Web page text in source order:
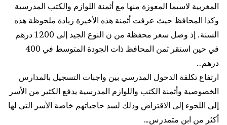
المغربية لاسيما المعوزة منها مع أثمنة اللوازم والكتب المدرسية
وكذا المحافظ حيث عرفت أثمنة هذه الأخيرة زيادة ملحوظة هذه
السنة. إذ وصل سعر محفظة من ن النوع الجيد إلى 1200 درهم
في حين استقر ثمن المحافظ ذات الجودة المتوسط في 400
درهم..
ارتفاع تكلفة الدخول المدرسي بين واجبات التسجيل بالمدارس
الخصوصية وأثمنة الكتب واللوازم المدرسية يدفع الكثير من الأسر
إلى اللجوء إلى الاقتراض وذلك لسد حاجياتهم خاصة الأسر التي لها
أكثر من ابن متمدرس…